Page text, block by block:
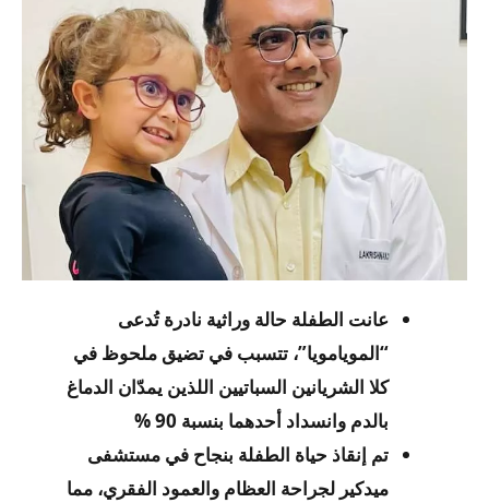
عانت الطفلة حالة وراثية نادرة تُدعى
“المويامويا”، تتسبب في تضيق ملحوظ في
كلا الشريانين السباتيين اللذين يمدّان الدماغ
بالدم وانسداد أحدهما بنسبة 90 %
تم إنقاذ حياة الطفلة بنجاح في مستشفى
ميدكير لجراحة العظام والعمود الفقري، مما